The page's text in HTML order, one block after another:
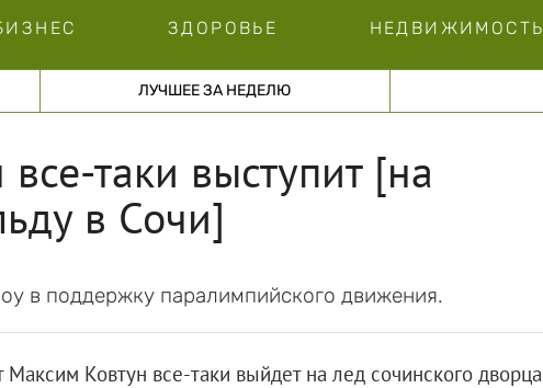
ЗДОРОВЬЕ НЕДВИЖИМОСТЬ
ЛУЧШЕЕ ЗА НЕДЕЛЮ
таки выступит [на
в Сочи]
в поддержку паралимпийского движения.
Максим Ковтун все-таки выйдет на лед сочинского дворца